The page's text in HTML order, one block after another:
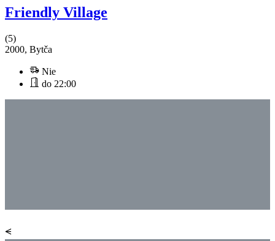
Friendly Village
(5)
2000, Bytča
Nie
do 22:00
⪪